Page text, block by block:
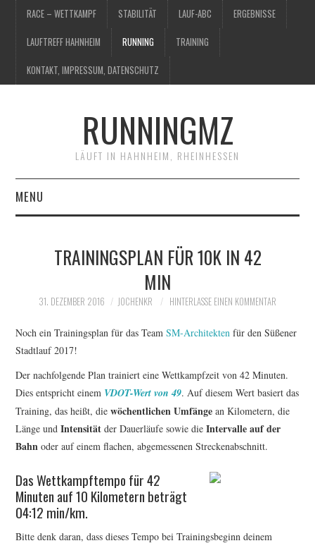
RACE – WETTKAMPF STABILITÄT LAUF-ABC ERGEBNISSE
LAUFTREFF HAHNHEIM RUNNING TRAINING
KONTAKT, IMPRESSUM, DATENSCHUTZ
RUNNINGMZ
LÄUFT IN HAHNHEIM, RHEINHESSEN
MENU
STABILITÄT
LAUF-ABC
ERGEBNISSE
LAUFTREFF HAHNHEIM
RUNNING
TRAINING
KONTAKT, IMPRESSUM,
DATENSCHUTZ
TRAININGSPLAN FÜR 10K IN 42
MIN
31. DEZEMBER 2016 JOCHENKR HINTERLASSE EINEN KOMMENTAR
Noch ein Trainingsplan für das TeamSM-Architekten für den Süßener
Stadtlauf 2017!
Der nachfolgende Plan trainiert eine Wettkampfzeit von 42 Minuten.
Dies entspricht einem VDOT-Wert von 49. Auf diesem Wert basiert das
Training, das heißt, diewöchentlichen Umfänge an Kilometern, die
Länge undIntensität der Dauerläufe sowie dieIntervalle auf der
Bahn oder auf einem flachen, abgemessenen Streckenabschnitt.
Das Wettkampftempo für 42
Minuten auf 10 Kilometern beträgt
04:12 min/km.
Bitte denk daran, dass dieses Tempo bei Trainingsbeginn deinem